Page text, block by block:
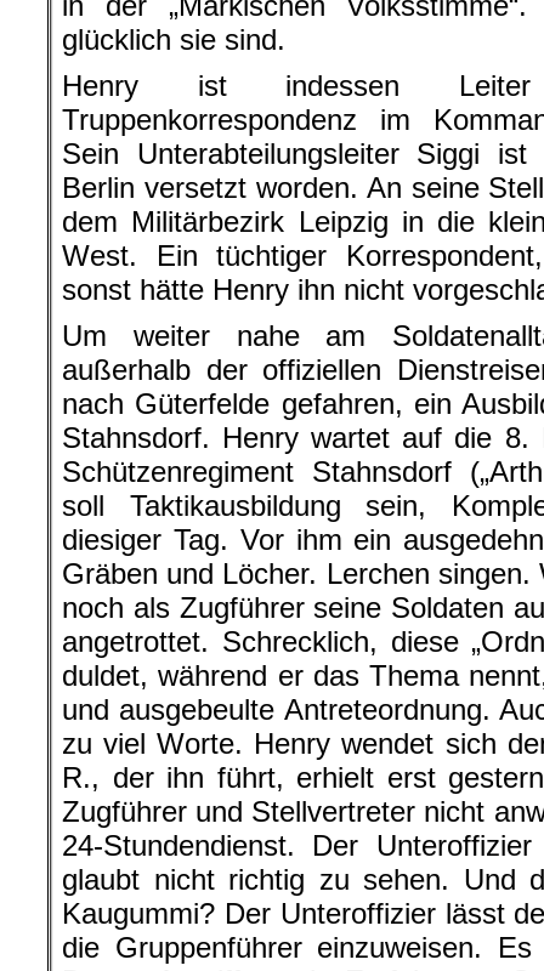
glücklich sie sind.
Henry ist indessen Leiter
Truppenkorrespondenz im
Sein Unterabteilungsleiter Siggi
Berlin versetzt worden. An seine
dem Militärbezirk Leipzig in die
West. Ein tüchtiger
sonst hätte Henry ihn nicht
Um weiter nahe am
außerhalb der offiziellen
nach Güterfelde gefahren, ein
Stahnsdorf. Henry wartet auf die 8.
Schützenregiment Stahnsdorf
soll Taktikausbildung sein,
diesiger Tag. Vor ihm ein
Gräben und Löcher. Lerchen
noch als Zugführer seine Soldaten
angetrottet. Schrecklich, diese
duldet, während er das Thema
und ausgebeulte Antreteordnung.
zu viel Worte. Henry wendet sich
R., der ihn führt, erhielt erst
Zugführer und Stellvertreter nicht
24-Stundendienst. Der
glaubt nicht richtig zu sehen. Und
Kaugummi? Der Unteroffizier lässt
die Gruppenführer einzuweisen.